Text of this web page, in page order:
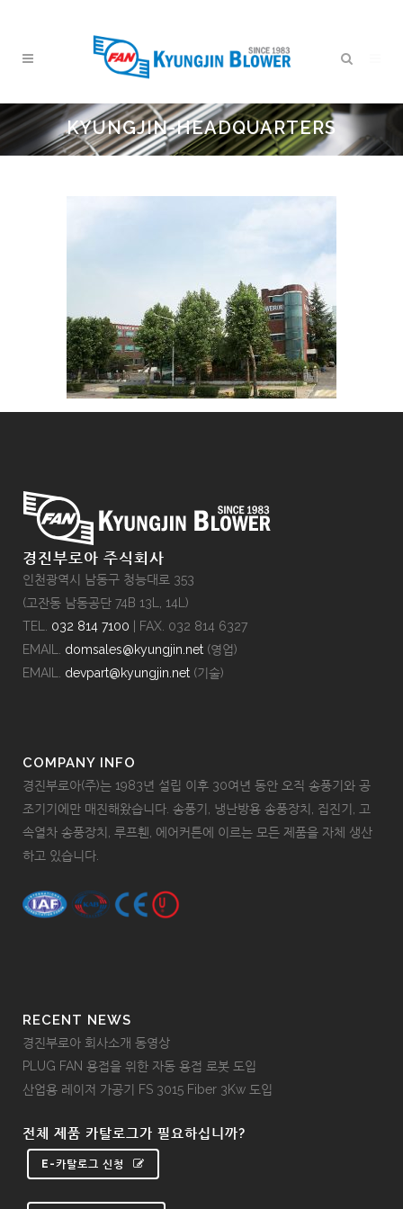
KYUNGJIN-HEADQUARTERS
경진부로아 주식회사
인천광역시 남동구 청능대로 353
(고잔동 남동공단 74B 13L, 14L)
TEL. 032 814 7100 | FAX. 032 814 6327
EMAIL. domsales@kyungjin.net (영업)
EMAIL. devpart@kyungjin.net (기술)
COMPANY INFO
경진부로아(주)는 1983년 설립 이후 30여년 동안 오직 송풍기와 공
조기기에만 매진해왔습니다. 송풍기, 냉난방용 송풍장치, 집진기, 고
속열차 송풍장치, 루프휀, 에어커튼에 이르는 모든 제품을 자체 생산
하고 있습니다.
RECENT NEWS
경진부로아 회사소개 동영상
PLUG FAN 용접을 위한 자동 용접 로봇 도입
산업용 레이저 가공기 FS 3015 Fiber 3Kw 도입
전체 제품 카탈로그가 필요하십니까?
E-카탈로그 신청